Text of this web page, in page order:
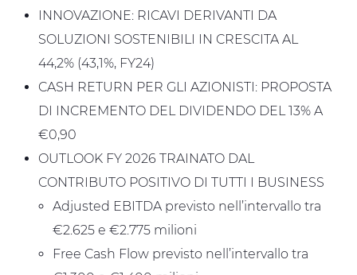
INNOVAZIONE: RICAVI DERIVANTI DA
SOLUZIONI SOSTENIBILI IN CRESCITA AL
44,2% (43,1%, FY24)
CASH RETURN PER GLI AZIONISTI: PROPOSTA
DI INCREMENTO DEL DIVIDENDO DEL 13% A
€0,90
OUTLOOK FY 2026 TRAINATO DAL
CONTRIBUTO POSITIVO DI TUTTI I BUSINESS
Adjusted EBITDA previsto nell’intervallo tra
€2.625 e €2.775 milioni
Free Cash Flow previsto nell’intervallo tra